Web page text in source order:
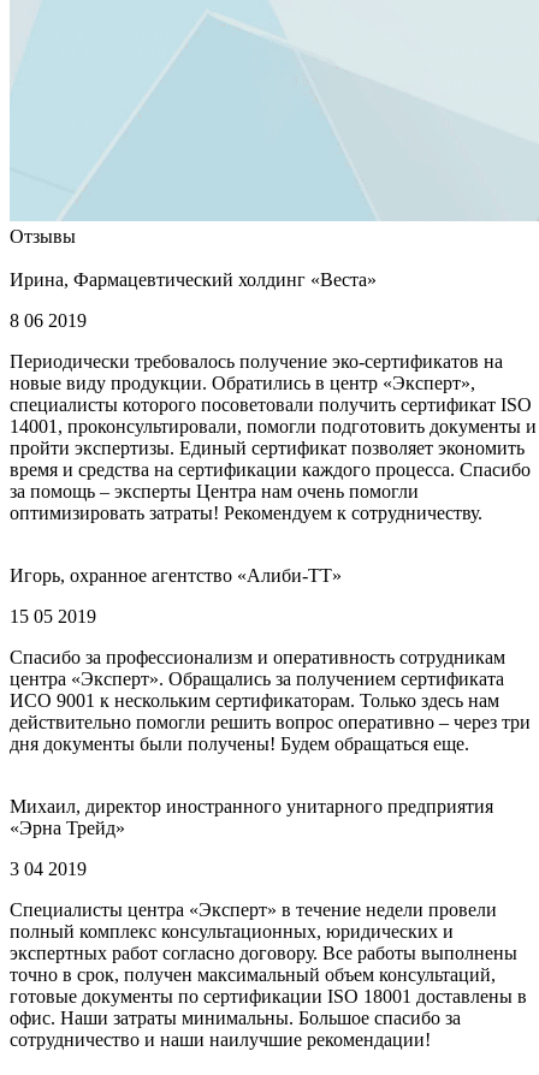
Отзывы
Ирина, Фармацевтический холдинг «Веста»
8 06 2019
Периодически требовалось получение эко-сертификатов на
новые виду продукции. Обратились в центр «Эксперт»,
специалисты которого посоветовали получить сертификат ISO
14001, проконсультировали, помогли подготовить документы и
пройти экспертизы. Единый сертификат позволяет экономить
время и средства на сертификации каждого процесса. Спасибо
за помощь – эксперты Центра нам очень помогли
оптимизировать затраты! Рекомендуем к сотрудничеству.
Игорь, охранное агентство «Алиби-ТТ»
15 05 2019
Спасибо за профессионализм и оперативность сотрудникам
центра «Эксперт». Обращались за получением сертификата
ИСО 9001 к нескольким сертификаторам. Только здесь нам
действительно помогли решить вопрос оперативно – через три
дня документы были получены! Будем обращаться еще.
Михаил, директор иностранного унитарного предприятия
«Эрна Трейд»
3 04 2019
Специалисты центра «Эксперт» в течение недели провели
полный комплекс консультационных, юридических и
экспертных работ согласно договору. Все работы выполнены
точно в срок, получен максимальный объем консультаций,
готовые документы по сертификации ISO 18001 доставлены в
офис. Наши затраты минимальны. Большое спасибо за
сотрудничество и наши наилучшие рекомендации!